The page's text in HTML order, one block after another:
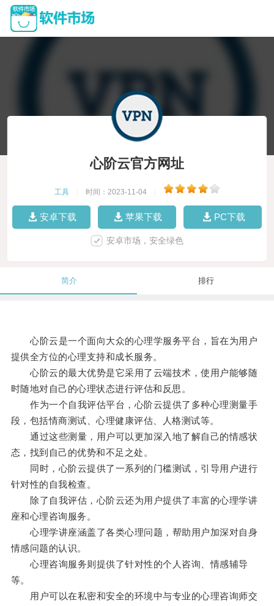
心阶云官方网址
工具 时间：2023-11-04
安卓下载 苹果下载 PC下载
安卓市场，安全绿色
简介 排行
心阶云是一个面向大众的心理学服务平台，旨在为用户
提供全方位的心理支持和成长服务。
心阶云的最大优势是它采用了云端技术，使用户能够随
时随地对自己的心理状态进行评估和反思。
作为一个自我评估平台，心阶云提供了多种心理测量手
段，包括情商测试、心理健康评估、人格测试等。
通过这些测量，用户可以更加深入地了解自己的情感状
态，找到自己的优势和不足之处。
同时，心阶云提供了一系列的门槛测试，引导用户进行
针对性的自我检查。
除了自我评估，心阶云还为用户提供了丰富的心理学讲
座和心理咨询服务。
心理学讲座涵盖了各类心理问题，帮助用户加深对自身
情感问题的认识。
心理咨询服务则提供了针对性的个人咨询、情感辅导
等。
用户可以在私密和安全的环境中与专业的心理咨询师交